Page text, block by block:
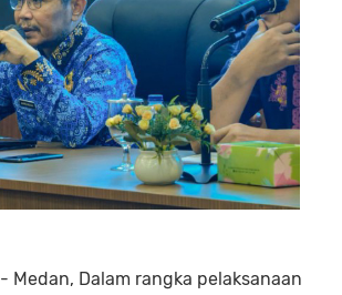
- Medan, Dalam rangka pelaksanaan